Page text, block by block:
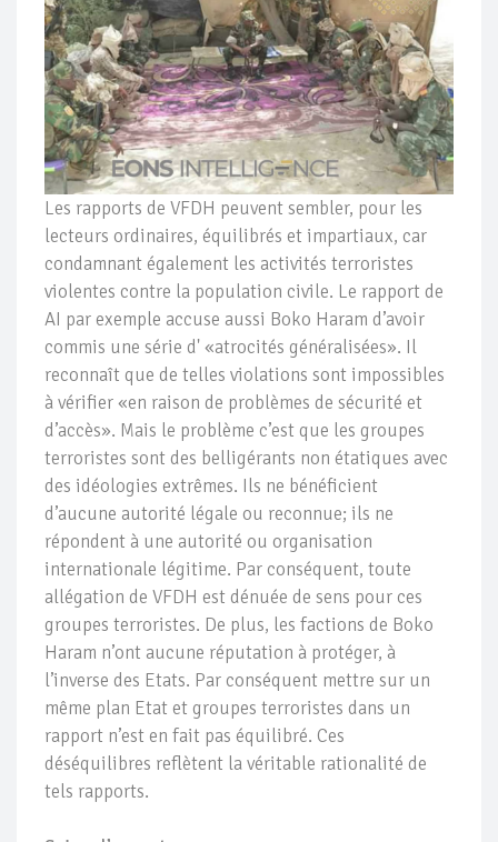
Les rapports de VFDH peuvent sembler, pour les
lecteurs ordinaires, équilibrés et impartiaux, car
condamnant également les activités terroristes
violentes contre la population civile. Le rapport de
AI par exemple accuse aussi Boko Haram d’avoir
commis une série d' «atrocités généralisées». Il
reconnaît que de telles violations sont impossibles
à vérifier «en raison de problèmes de sécurité et
d’accès». Mais le problème c’est que les groupes
terroristes sont des belligérants non étatiques avec
des idéologies extrêmes. Ils ne bénéficient
d’aucune autorité légale ou reconnue; ils ne
répondent à une autorité ou organisation
internationale légitime. Par conséquent, toute
allégation de VFDH est dénuée de sens pour ces
groupes terroristes. De plus, les factions de Boko
Haram n’ont aucune réputation à protéger, à
l’inverse des Etats. Par conséquent mettre sur un
même plan Etat et groupes terroristes dans un
rapport n’est en fait pas équilibré. Ces
déséquilibres reflètent la véritable rationalité de
tels rapports.